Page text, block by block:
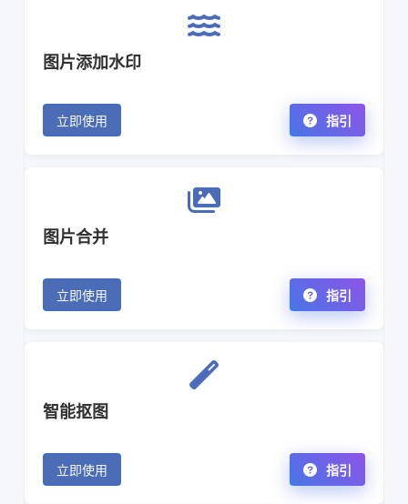
图片添加水印
立即使用 指引
图片合并
立即使用 指引
智能抠图
立即使用 指引